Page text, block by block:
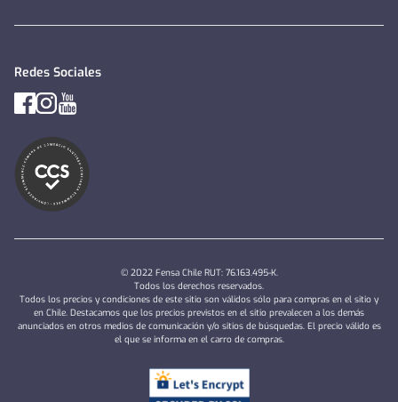
Redes Sociales
© 2022 Fensa Chile RUT: 76.163.495-K.
Todos los derechos reservados.
Todos los precios y condiciones de este sitio son válidos sólo para compras en el sitio y
en Chile. Destacamos que los precios previstos en el sitio prevalecen a los demás
anunciados en otros medios de comunicación y/o sitios de búsquedas. El precio válido es
el que se informa en el carro de compras.